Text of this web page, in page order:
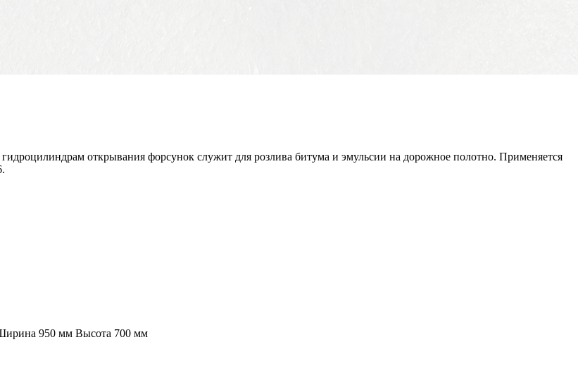
открывания форсунок служит для розлива битума и эмульсии на дорожное полотно. Применяется
950 мм Высота 700 мм